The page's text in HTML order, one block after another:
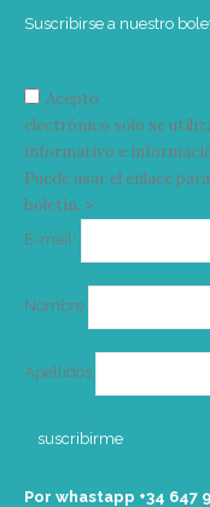
Suscribirse a nuestro
Acepto
electrónico solo se
informativo e
Puede usar el enlace
boletín. >
E-mail*
Nombre
Apellidos
Por whastapp +34 ‭647